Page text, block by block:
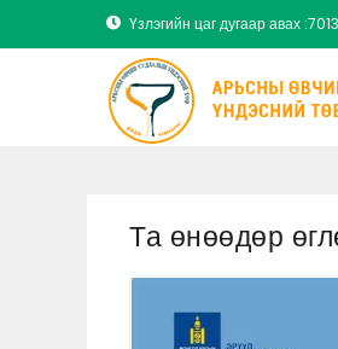
Үзлэгийн цаг дугаар авах
Та өнөөдөр